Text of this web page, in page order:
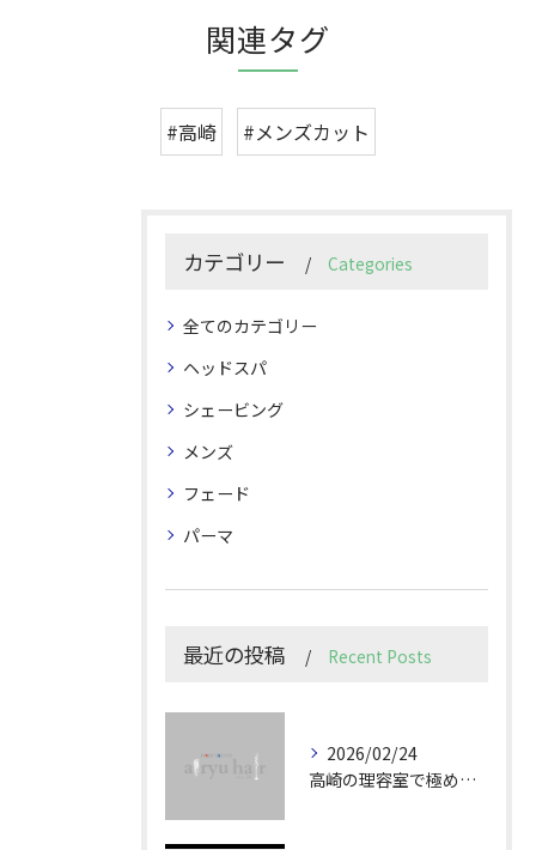
関連タグ
#高崎 #メンズカット
カテゴリー Categories
全てのカテゴリー
ヘッドスパ
シェービング
メンズ
フェード
パーマ
最近の投稿 Recent Posts
2026/02/24
高崎の理容室で極めるメンズカット技術